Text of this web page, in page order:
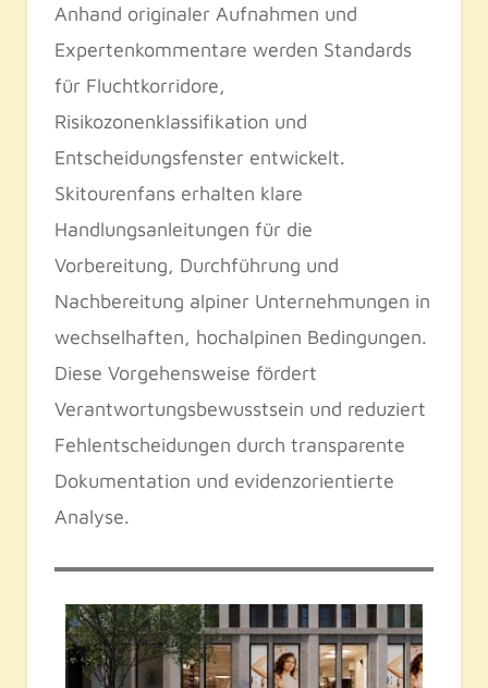
Anhand originaler Aufnahmen und
Expertenkommentare werden Standards
für Fluchtkorridore,
Risikozonenklassifikation und
Entscheidungsfenster entwickelt.
Skitourenfans erhalten klare
Handlungsanleitungen für die
Vorbereitung, Durchführung und
Nachbereitung alpiner Unternehmungen in
wechselhaften, hochalpinen Bedingungen.
Diese Vorgehensweise fördert
Verantwortungsbewusstsein und reduziert
Fehlentscheidungen durch transparente
Dokumentation und evidenzorientierte
Analyse.